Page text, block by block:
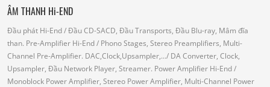
ÂM THANH Hi-END
Đầu phát Hi-End/ Đầu CD-SACD, Đầu Transports, Đầu Blu-ray, Mâm đĩa
than. Pre-Amplifier Hi-End/ Phono Stages, Stereo Preamplifiers, Multi-
Channel Pre-Amplifier. DAC,Clock,Upsampler,.../ DA Converter, Clock,
Upsampler, Đầu Network Player, Streamer. Power Amplifier Hi-End/
Monoblock Power Amplifier, Stereo Power Amplifier, Multi-Channel Power